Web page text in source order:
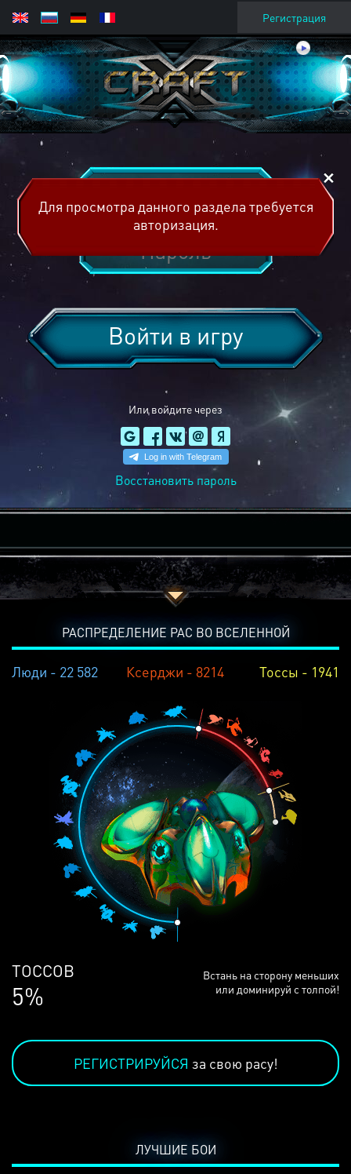
Регистрация
Или войдите через
Войти в игру
Восстановить пароль
Для просмотра данного раздела требуется
авторизация.
РАСПРЕДЕЛЕНИЕ РАС ВО ВСЕЛЕННОЙ
Люди - 22 582 Ксерджи - 8214 Тоссы - 1941
ЛЮДЕЙ
68%
Встань на сторону меньших
или доминируй с толпой!
РЕГИСТРИРУЙСЯ за свою расу!
ЛУЧШИЕ БОИ